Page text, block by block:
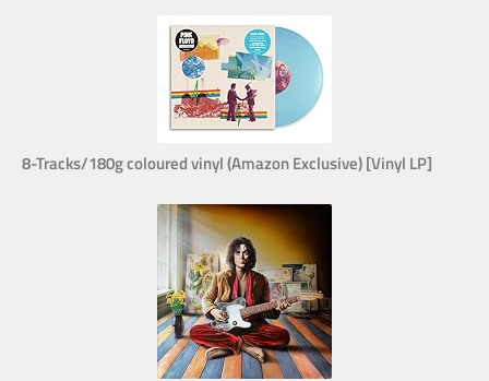
8-Tracks/180g coloured vinyl (Amazon Exclusive) [Vinyl LP]